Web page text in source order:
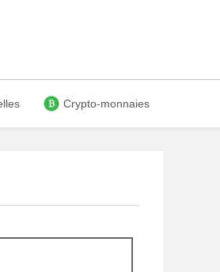
Crypto-monnaies